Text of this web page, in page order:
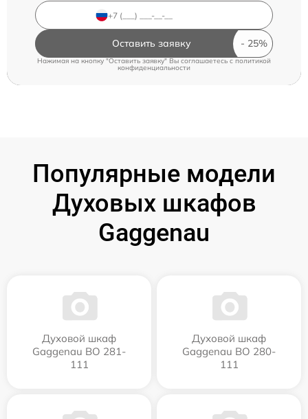
Оставить заявку
Нажимая на кнопку "Оставить заявку" Вы соглашаетесь c политикой
конфиденциальности
Популярные модели
Духовых шкафов
Gaggenau
Духовой шкаф
Gaggenau BO 281-
111
Духовой шкаф
Gaggenau BO 280-
111